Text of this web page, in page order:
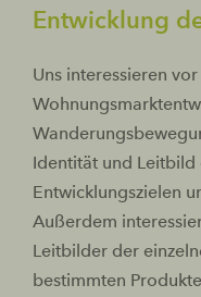
Entwicklung
Uns interessieren
Identität und Leitbild
Entwicklungszielen
Außerdem
Leitbilder der
bestimmten